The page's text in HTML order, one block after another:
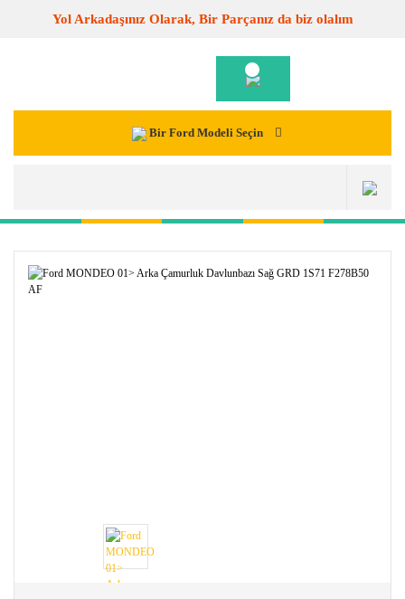
Yol Arkadaşınız Olarak, Bir Parçanız da biz olalım
Bir Ford Modeli Seçin